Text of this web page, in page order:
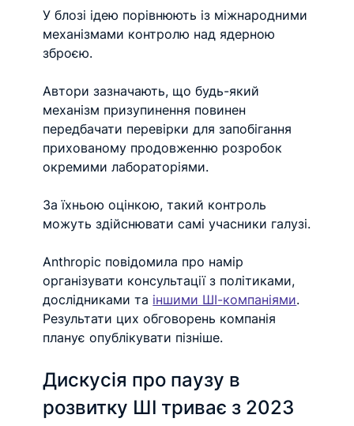
У блозі ідею порівнюють із міжнародними
механізмами контролю над ядерною
зброєю.
Автори зазначають, що будь-який
механізм призупинення повинен
передбачати перевірки для запобігання
прихованому продовженню розробок
окремими лабораторіями.
За їхньою оцінкою, такий контроль
можуть здійснювати самі учасники галузі.
Anthropic повідомила про намір
організувати консультації з політиками,
дослідниками та іншими ШІ-компаніями.
Результати цих обговорень компанія
планує опублікувати пізніше.
Дискусія про паузу в
розвитку ШІ триває з 2023